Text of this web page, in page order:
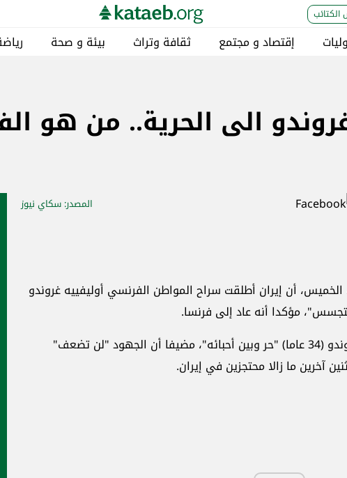
الكتائب
إقتصاد و مجتمع ثقافة وتراث بيئة و صحة
غروندو الى الحرية.. من هو
المصدر: سكاي نيوز
أن إيران أطلقت سراح المواطن الفرنسي أوليفييه غروندو
وكتب ماكرون على منصة "إكس"، أن غروندو (34 عاما) "حر وبين أحبائه"، مضيفا أن الجهود "لن تضعف"
آخرين ما زالا محتجزين في إيران.